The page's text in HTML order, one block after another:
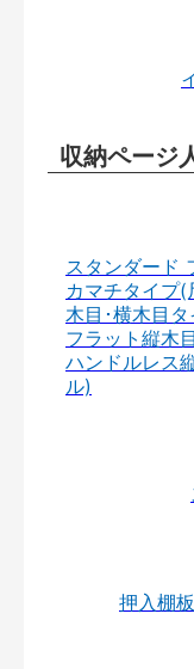
収納ページ
スタンダード
カマチタイプ
木目･横木目
フラット縦木
ハンドルレス
ル)
押入棚